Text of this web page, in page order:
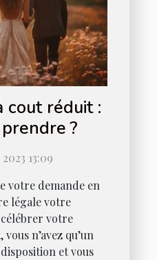
cout réduit :
?
13:09
votre demande en
légale votre
votre
n’avez qu’un
et vous